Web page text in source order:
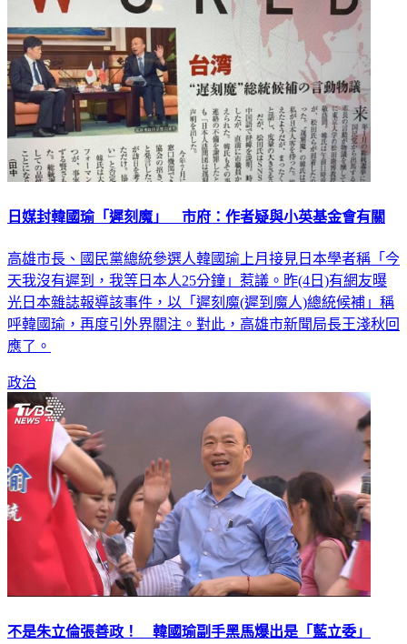
日媒封韓國瑜「遲刻魔」 市府：作者疑與小英基金會有關
高雄市長、國民黨總統參選人韓國瑜上月接見日本學者稱「今
天我沒有遲到，我等日本人25分鐘」惹議。昨(4日)有網友曝
光日本雜誌報導該事件，以「遲刻魔(遲到魔人)總統候補」稱
呼韓國瑜，再度引外界關注。對此，高雄市新聞局長王淺秋回
應了。
政治
不是朱立倫張善政！ 韓國瑜副手黑馬爆出是「藍立委」